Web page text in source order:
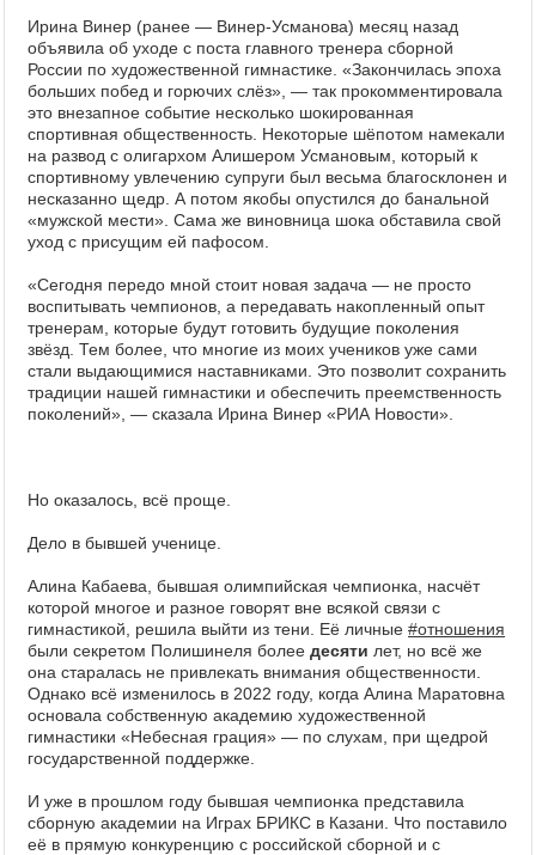
Ирина Винер (ранее — Винер-Усманова) месяц назад
объявила об уходе с поста главного тренера сборной
России по художественной гимнастике. «Закончилась эпоха
больших побед и горючих слёз», — так прокомментировала
это внезапное событие несколько шокированная
спортивная общественность. Некоторые шёпотом намекали
на развод с олигархом Алишером Усмановым, который к
спортивному увлечению супруги был весьма благосклонен и
несказанно щедр. А потом якобы опустился до банальной
«мужской мести». Сама же виновница шока обставила свой
уход с присущим ей пафосом.
«Сегодня передо мной стоит новая задача — не просто
воспитывать чемпионов, а передавать накопленный опыт
тренерам, которые будут готовить будущие поколения
звёзд. Тем более, что многие из моих учеников уже сами
стали выдающимися наставниками. Это позволит сохранить
традиции нашей гимнастики и обеспечить преемственность
поколений», — сказала Ирина Винер «РИА Новости».
Но оказалось, всё проще.
Дело в бывшей ученице.
Алина Кабаева, бывшая олимпийская чемпионка, насчёт
которой многое и разное говорят вне всякой связи с
гимнастикой, решила выйти из тени. Её личные #отношения
были секретом Полишинеля более десяти лет, но всё же
она старалась не привлекать внимания общественности.
Однако всё изменилось в 2022 году, когда Алина Маратовна
основала собственную академию художественной
гимнастики «Небесная грация» — по слухам, при щедрой
государственной поддержке.
И уже в прошлом году бывшая чемпионка представила
сборную академии на Играх БРИКС в Казани. Что поставило
её в прямую конкуренцию с российской сборной и с